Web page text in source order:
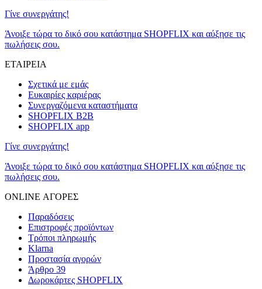
Γίνε συνεργάτης!
Άνοιξε τώρα το δικό σου κατάστημα SHOPFLIX και αύξησε τις
πωλήσεις σου.
ΕΤΑΙΡΕΙΑ
Σχετικά με εμάς
Ευκαιρίες καριέρας
Συνεργαζόμενα καταστήματα
SHOPFLIX B2B
SHOPFLIX app
Γίνε συνεργάτης!
Άνοιξε τώρα το δικό σου κατάστημα SHOPFLIX και αύξησε τις
πωλήσεις σου.
ONLINE ΑΓΟΡΕΣ
Παραδόσεις
Επιστροφές προϊόντων
Τρόποι πληρωμής
Klarna
Προστασία αγορών
Άρθρο 39
Δωροκάρτες SHOPFLIX